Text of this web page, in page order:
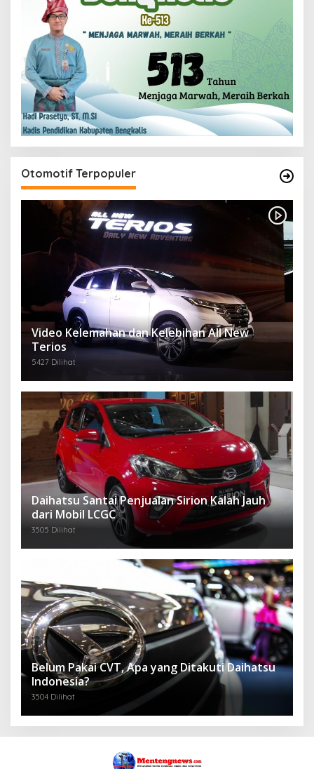
Otomotif Terpopuler
Video Kelemahan dan Kelebihan All New
Terios
5427 Dilihat
Daihatsu Santai Penjualan Sirion Kalah Jauh
dari Mobil LCGC
3505 Dilihat
Belum Pakai CVT, Apa yang Ditakuti Daihatsu
Indonesia?
3504 Dilihat